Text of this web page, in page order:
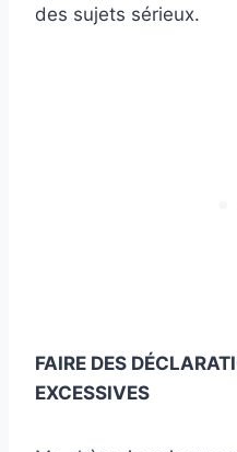
des sujets sérieux.
FAIRE DES
EXCESSIVES